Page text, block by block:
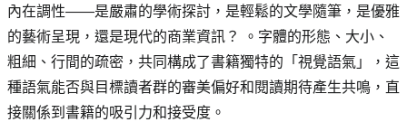
內在調性——是嚴肅的學術探討，是輕鬆的文學隨筆，是優雅
的藝術呈現，還是現代的商業資訊？ 。字體的形態、大小、
粗細、行間的疏密，共同構成了書籍獨特的「視覺語氣」，這
種語氣能否與目標讀者群的審美偏好和閱讀期待產生共鳴，直
接關係到書籍的吸引力和接受度。